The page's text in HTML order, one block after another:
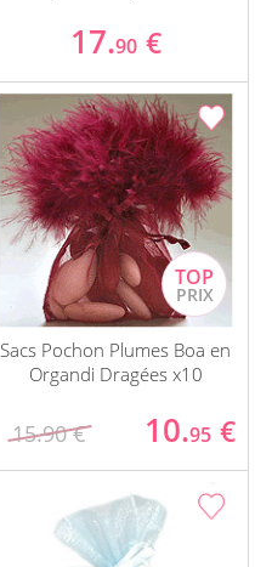
17.90 €
Sacs Pochon Plumes Boa en
Organdi Dragées x10
15.90 € 10.95 €